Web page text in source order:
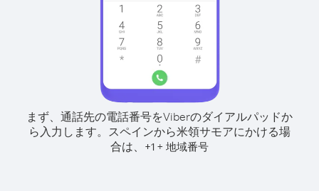
まず、通話先の電話番号をViberのダイアルパッドか
ら入力します。 スペインから米領サモアにかける場
合は、 +1 + 地域番号